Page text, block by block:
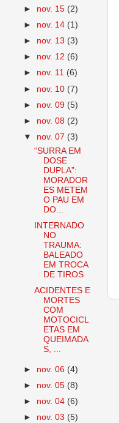
► nov. 15 (2)
► nov. 14 (1)
► nov. 13 (3)
► nov. 12 (6)
► nov. 11 (6)
► nov. 10 (7)
► nov. 09 (5)
► nov. 08 (2)
▼ nov. 07 (3)
“SURRA EM
DOSE
DUPLA”:
MORADOR
ES METEM
O PAU EM
DO...
INTERNADO
NO
TRAUMA:
BALEADO
EM TROCA
DE TIROS
ACIDENTES E
MORTES
COM
MOTOCICL
ETAS EM
QUEIMADA
S, ...
► nov. 06 (4)
► nov. 05 (8)
► nov. 04 (6)
► nov. 03 (5)